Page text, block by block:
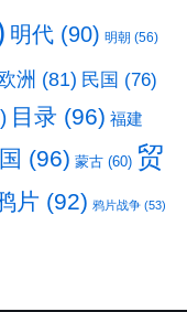
明代 (90) 明朝 (56)
洲 (81) 民国 (76)
目录 (96) 福建
(96) 蒙古 (60) 贸
片 (92) 鸦片战争 (53)